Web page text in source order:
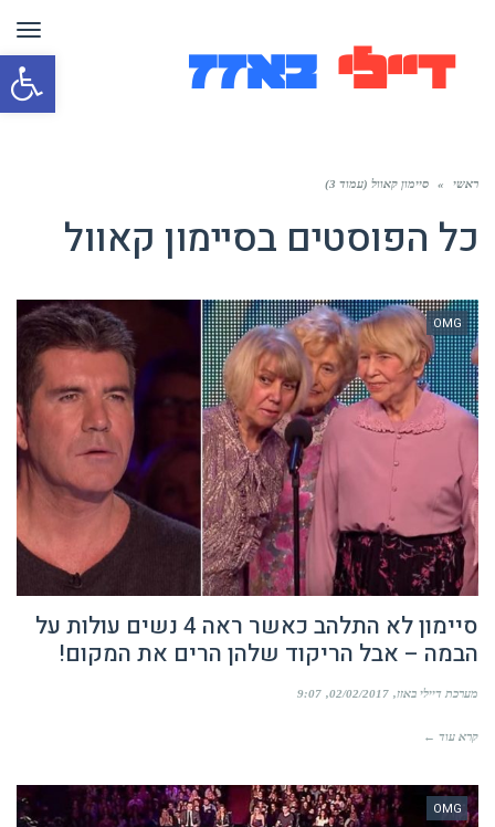
ראשי » סיימון קאוול (עמוד 3)
כל הפוסטים בסיימון קאוול
OMG
סיימון לא התלהב כאשר ראה 4 נשים עולות על
הבמה – אבל הריקוד שלהן הרים את המקום!
מערכת דיילי באזז 02/02/2017
9:07
קרא עוד ←
OMG